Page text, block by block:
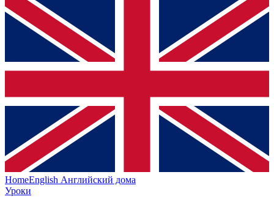
HomeEnglish Английский дома
Уроки